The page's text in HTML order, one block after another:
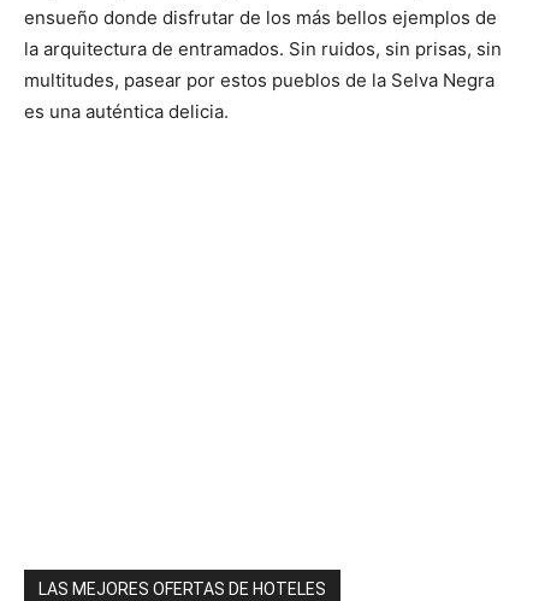
ensueño donde disfrutar de los más bellos ejemplos de
la arquitectura de entramados. Sin ruidos, sin prisas, sin
multitudes, pasear por estos pueblos de la Selva Negra
es una auténtica delicia.
LAS MEJORES OFERTAS DE HOTELES